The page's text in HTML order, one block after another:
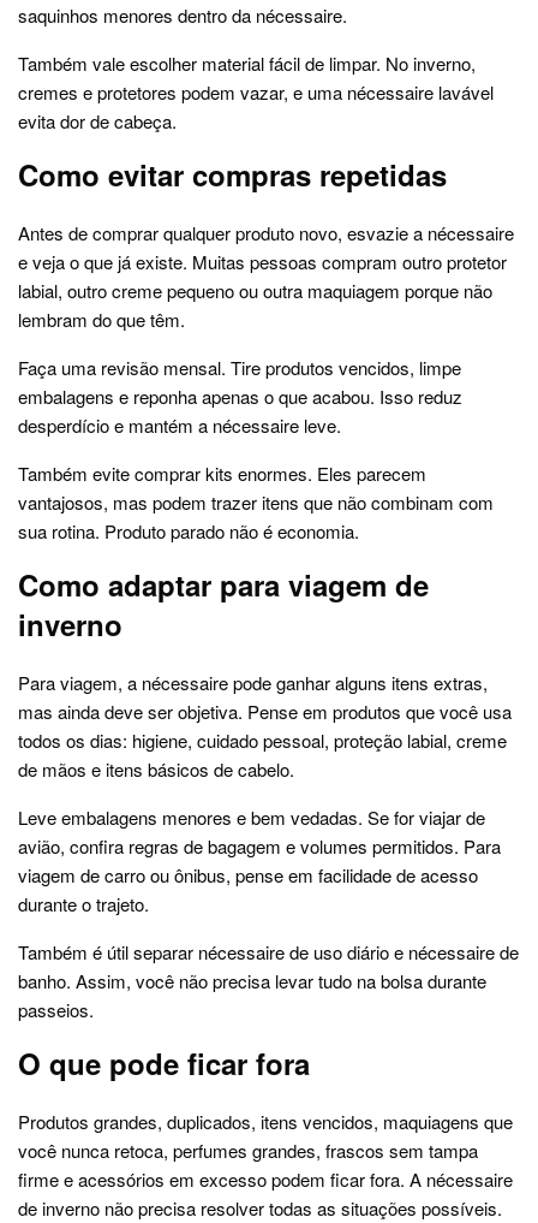
saquinhos menores dentro da nécessaire.
Também vale escolher material fácil de limpar. No inverno,
cremes e protetores podem vazar, e uma nécessaire lavável
evita dor de cabeça.
Como evitar compras repetidas
Antes de comprar qualquer produto novo, esvazie a nécessaire
e veja o que já existe. Muitas pessoas compram outro protetor
labial, outro creme pequeno ou outra maquiagem porque não
lembram do que têm.
Faça uma revisão mensal. Tire produtos vencidos, limpe
embalagens e reponha apenas o que acabou. Isso reduz
desperdício e mantém a nécessaire leve.
Também evite comprar kits enormes. Eles parecem
vantajosos, mas podem trazer itens que não combinam com
sua rotina. Produto parado não é economia.
Como adaptar para viagem de
inverno
Para viagem, a nécessaire pode ganhar alguns itens extras,
mas ainda deve ser objetiva. Pense em produtos que você usa
todos os dias: higiene, cuidado pessoal, proteção labial, creme
de mãos e itens básicos de cabelo.
Leve embalagens menores e bem vedadas. Se for viajar de
avião, confira regras de bagagem e volumes permitidos. Para
viagem de carro ou ônibus, pense em facilidade de acesso
durante o trajeto.
Também é útil separar nécessaire de uso diário e nécessaire de
banho. Assim, você não precisa levar tudo na bolsa durante
passeios.
O que pode ficar fora
Produtos grandes, duplicados, itens vencidos, maquiagens que
você nunca retoca, perfumes grandes, frascos sem tampa
firme e acessórios em excesso podem ficar fora. A nécessaire
de inverno não precisa resolver todas as situações possíveis.